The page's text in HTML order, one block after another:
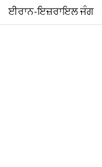
ਈਰਾਨ-ਇਜ਼ਰਾਇਲ ਜੰਗ